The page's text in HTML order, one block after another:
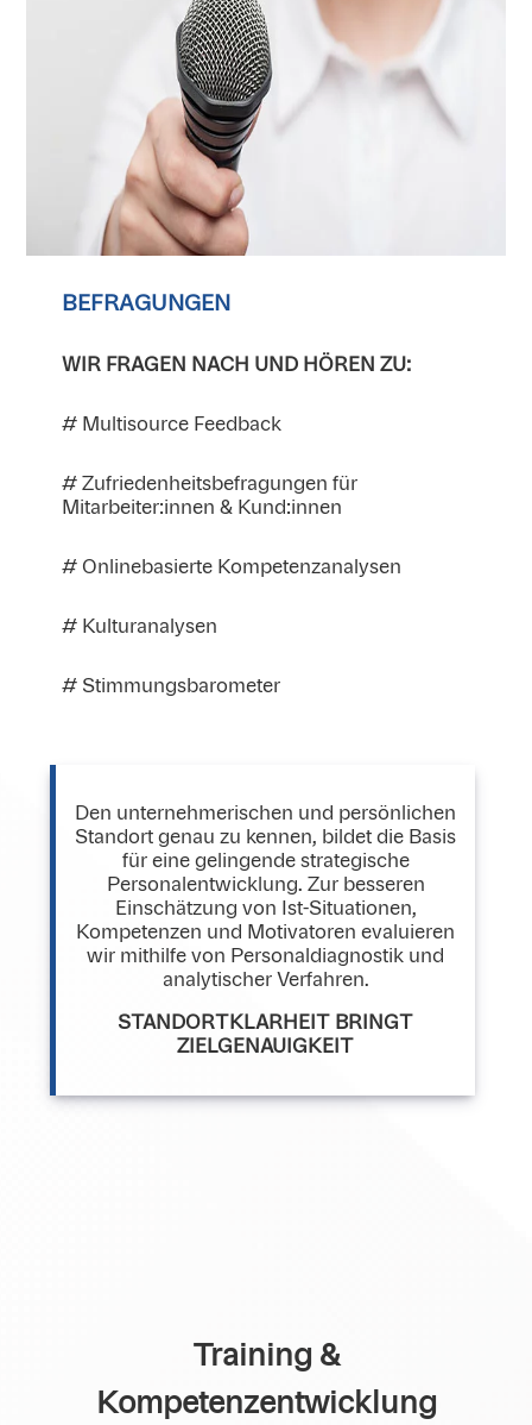
BEFRAGUNGEN
WIR FRAGEN NACH UND HÖREN ZU:
# Multisource Feedback
# Zufriedenheitsbefragungen für
Mitarbeiter:innen & Kund:innen
# Onlinebasierte Kompetenzanalysen
# Kulturanalysen
# Stimmungsbarometer
Den unternehmerischen und persönlichen
Standort genau zu kennen, bildet die Basis
für eine gelingende strategische
Personalentwicklung. Zur besseren
Einschätzung von Ist-Situationen,
Kompetenzen und Motivatoren evaluieren
wir mithilfe von Personaldiagnostik und
analytischer Verfahren.
STANDORTKLARHEIT BRINGT
ZIELGENAUIGKEIT
Training &
Kompetenzentwicklung